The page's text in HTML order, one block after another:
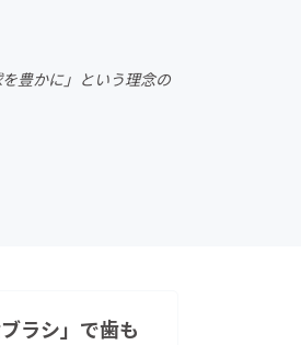
ョン
豊かに」という理念の
ラシ」で歯も